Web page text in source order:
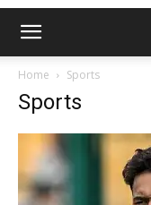
Home Sports
Sports